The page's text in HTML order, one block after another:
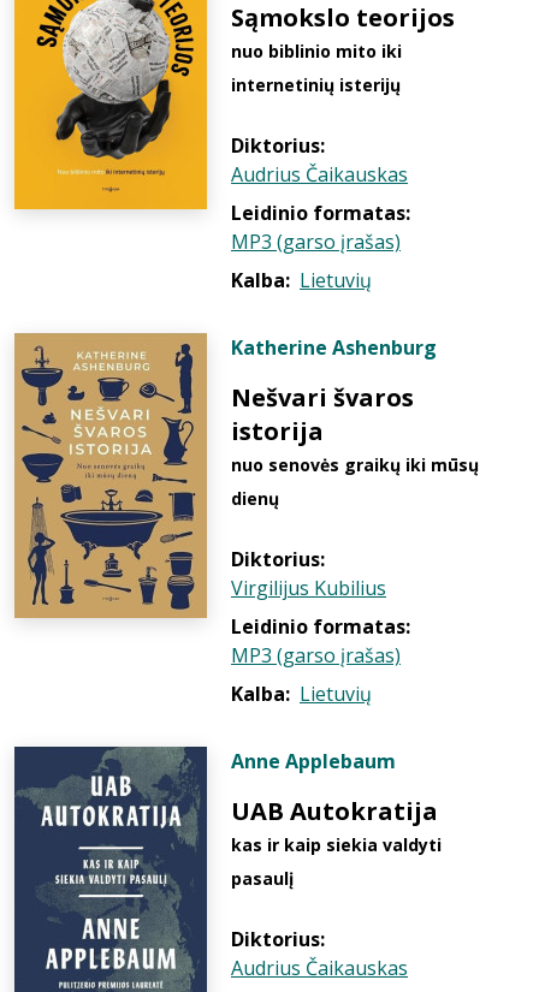
Sąmokslo teorijos
nuo biblinio mito iki
internetinių isterijų
Diktorius:
Audrius Čaikauskas
Leidinio formatas:
MP3 (garso įrašas)
Kalba: Lietuvių
Katherine Ashenburg
Nešvari švaros
istorija
nuo senovės graikų iki mūsų
dienų
Diktorius:
Virgilijus Kubilius
Leidinio formatas:
MP3 (garso įrašas)
Kalba: Lietuvių
Anne Applebaum
UAB Autokratija
kas ir kaip siekia valdyti
pasaulį
Diktorius:
Audrius Čaikauskas